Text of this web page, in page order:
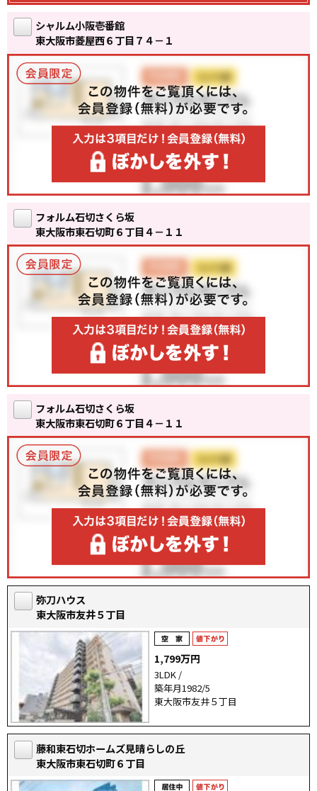
シャルム小阪壱番館
東大阪市菱屋西６丁目７４－１
フォルム石切さくら坂
東大阪市東石切町６丁目４－１１
フォルム石切さくら坂
東大阪市東石切町６丁目４－１１
弥刀ハウス
東大阪市友井５丁目
1,799万円
3LDK /
築年月1982/5
東大阪市友井５丁目
藤和東石切ホームズ見晴らしの丘
東大阪市東石切町６丁目